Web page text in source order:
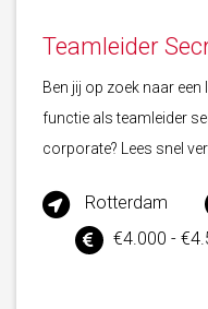
Teamleider
Ben jij op zoek naar
functie als teamleider
corporate? Lees snel
Rotterdam
€4.000 -